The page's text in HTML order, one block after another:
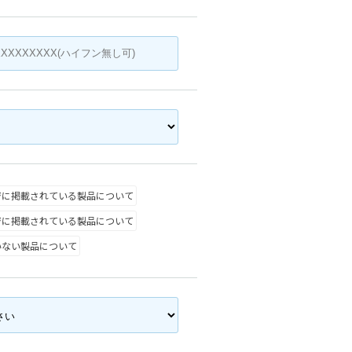
掲載されている製品について
掲載されている製品について
い製品について